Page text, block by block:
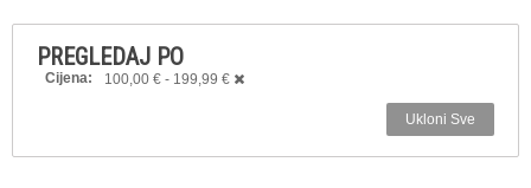
PREGLEDAJ PO
Cijena: 100,00 € - 199,99 €
Ukloni Sve